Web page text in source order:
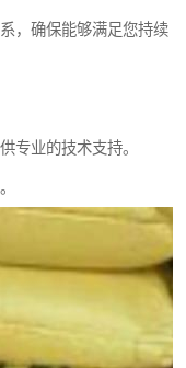
，确保能够满足您持续
专业的技术支持。